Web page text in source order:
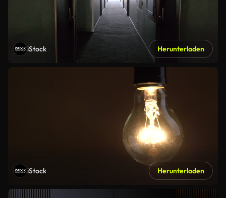
iStock Herunterladen
iStock Herunterladen